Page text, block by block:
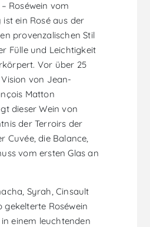
Roséwein vom
ein Rosé aus der
provenzalischen Stil
Fülle und Leichtigkeit
Vor über 25
von Jean-
Matton
dieser Wein von
der Terroirs der
Cuvée, die Balance,
vom ersten Glas an
Syrah, Cinsault
Roséwein
einem leuchtenden